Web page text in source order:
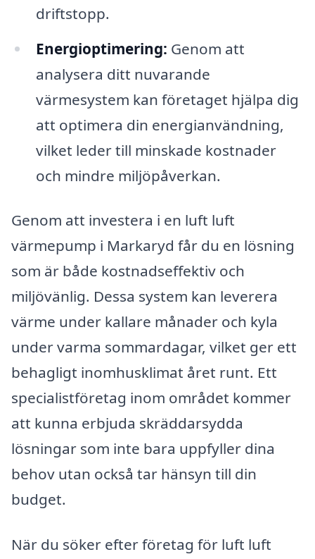
driftstopp.
Energioptimering: Genom att
analysera ditt nuvarande
värmesystem kan företaget hjälpa dig
att optimera din energianvändning,
vilket leder till minskade kostnader
och mindre miljöpåverkan.
Genom att investera i en luft luft
värmepump i Markaryd får du en lösning
som är både kostnadseffektiv och
miljövänlig. Dessa system kan leverera
värme under kallare månader och kyla
under varma sommardagar, vilket ger ett
behagligt inomhusklimat året runt. Ett
specialistföretag inom området kommer
att kunna erbjuda skräddarsydda
lösningar som inte bara uppfyller dina
behov utan också tar hänsyn till din
budget.
När du söker efter företag för luft luft